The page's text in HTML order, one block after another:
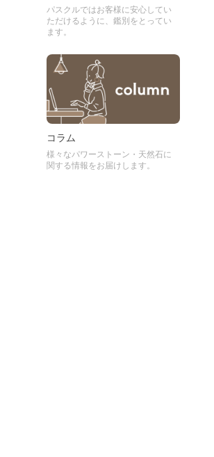
パスクルではお客様に安心してい
ただけるように、鑑別をとってい
ます。
コラム
様々なパワーストーン・天然石に
関する情報をお届けします。